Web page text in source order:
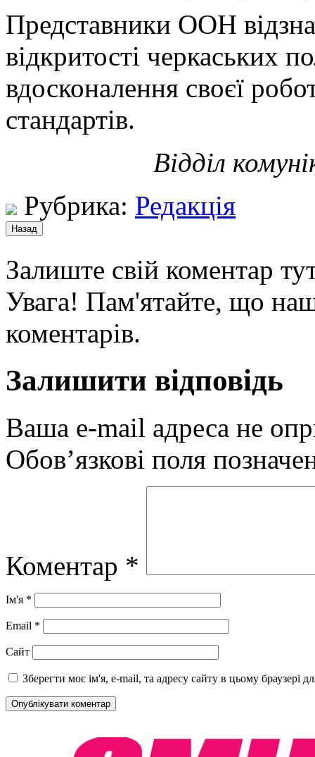
Представники ООН
відкритості черкаських
вдосконалення своєї
стандартів.
Відділ
Рубрика: Редакція
Залиште свій коментар
Увага! Пам'ятайте, що
коментарів.
Залишити відповідь
Ваша e-mail адреса не
Обов’язкові поля
Коментар *
Ім'я *
Email *
Сайт
Зберегти моє ім'я, e-mail, та адресу сайту в цьому браузері